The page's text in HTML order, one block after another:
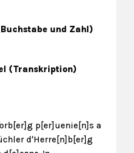
und Zahl)
(Transkription)
p[er]uenie[n]s a
d'Herre[n]b[er]g